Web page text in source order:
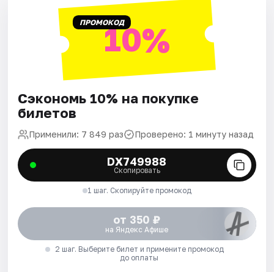
ПРОМОКОД10%
Сэкономь 10% на покупке
билетов
Применили: 7 849 раз Проверено: 1 минуту назад
DX749988
Скопировать
1 шаг. Скопируйте промокод
от 350 ₽
на Яндекс Афише
2 шаг. Выберите билет и примените промокод
до оплаты